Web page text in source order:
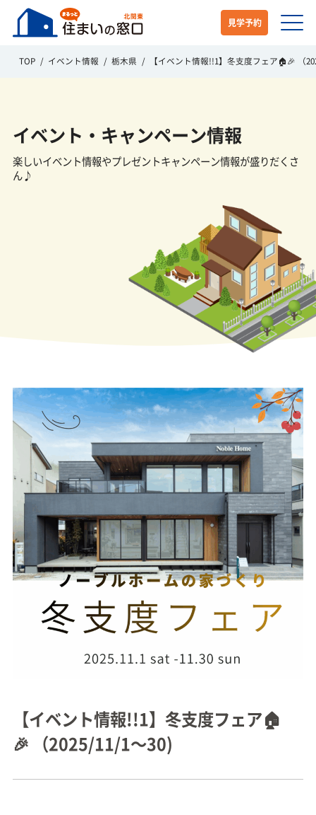
見学予約
TOP イベント情報 栃木県 【イベント情報!!1】冬支度フェア🏠🎉 （
イベント・キャンペーン情報
楽しいイベント情報やプレゼントキャンペーン情報が盛りだくさ
ん♪
【イベント情報!!1】冬支度フェア🏠
🎉 （2025/11/1～30)